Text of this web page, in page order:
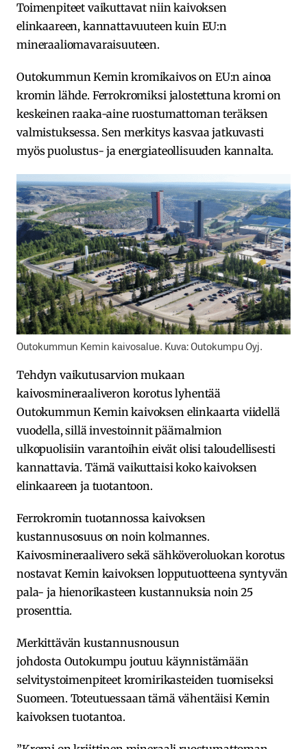
Toimenpiteet vaikuttavat niin kaivoksen
elinkaareen, kannattavuuteen kuin EU:n
mineraaliomavaraisuuteen.
Outokummun Kemin kromikaivos on EU:n ainoa
kromin lähde. Ferrokromiksi jalostettuna kromi on
keskeinen raaka-aine ruostumattoman teräksen
valmistuksessa. Sen merkitys kasvaa jatkuvasti
myös puolustus- ja energiateollisuuden kannalta.
Outokummun Kemin kaivosalue. Kuva: Outokumpu Oyj.
Tehdyn vaikutusarvion mukaan
kaivosmineraaliveron korotus lyhentää
Outokummun Kemin kaivoksen elinkaarta viidellä
vuodella, sillä investoinnit päämalmion
ulkopuolisiin varantoihin eivät olisi taloudellisesti
kannattavia. Tämä vaikuttaisi koko kaivoksen
elinkaareen ja tuotantoon.
Ferrokromin tuotannossa kaivoksen
kustannusosuus on noin kolmannes.
Kaivosmineraalivero sekä sähköveroluokan korotus
nostavat Kemin kaivoksen lopputuotteena syntyvän
pala- ja hienorikasteen kustannuksia noin 25
prosenttia.
Merkittävän kustannusnousun
johdosta Outokumpu joutuu käynnistämään
selvitystoimenpiteet kromirikasteiden tuomiseksi
Suomeen. Toteutuessaan tämä vähentäisi Kemin
kaivoksen tuotantoa.